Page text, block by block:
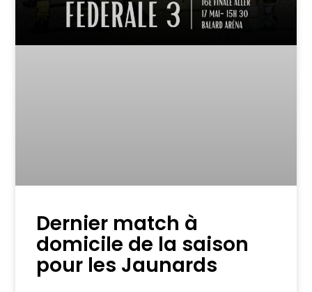
Dernier match à
domicile de la saison
pour les Jaunards